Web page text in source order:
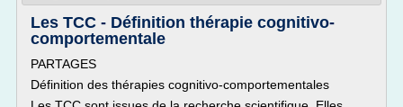
Les TCC - Définition thérapie cognitivo-
comportementale
PARTAGES
Définition des thérapies cognitivo-comportementales